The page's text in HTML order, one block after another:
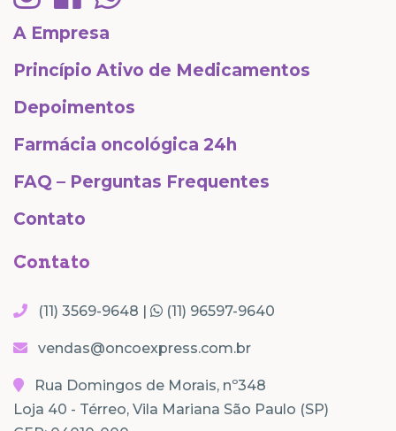
A Empresa
Princípio Ativo de Medicamentos
Depoimentos
Farmácia oncológica 24h
FAQ – Perguntas Frequentes
Contato
Contato
(11) 3569-9648 | (11) 96597-9640
vendas@oncoexpress.com.br
Rua Domingos de Morais, nº348
Loja 40 - Térreo, Vila Mariana São Paulo (SP)